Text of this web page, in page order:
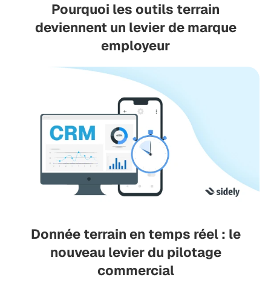
Pourquoi les outils terrain
deviennent un levier de marque
employeur
Donnée terrain en temps réel : le
nouveau levier du pilotage
commercial